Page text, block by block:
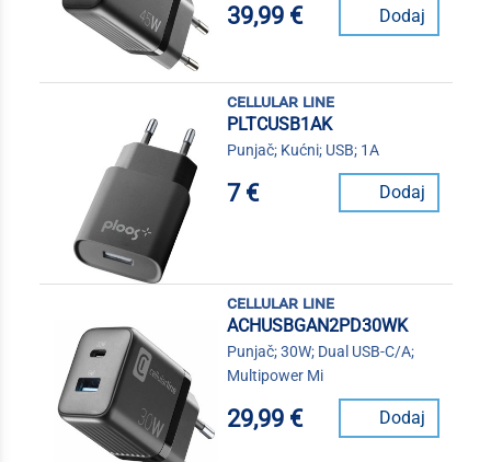
39,99 € Dodaj
cellular line
PLTCUSB1AK
Punjač; Kućni; USB; 1A
7 € Dodaj
cellular line
ACHUSBGAN2PD30WK
Punjač; 30W; Dual USB-C/A;
Multipower Mi
29,99 € Dodaj